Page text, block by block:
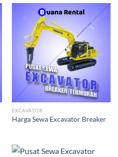
EXCAVATOR
Harga Sewa Excavator Breaker